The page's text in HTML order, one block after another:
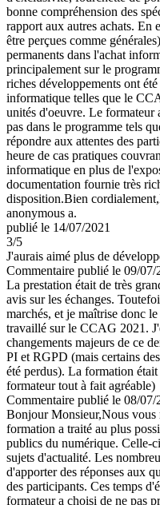
bonne compréhension des
rapport aux autres achats. En
être perçues comme
permanents dans l'achat
principalement sur le
riches développements ont
informatique telles que le
unités d'oeuvre. Le formateur
pas dans le programme tels
répondre aux attentes des
heure de cas pratiques
informatique en plus de
documentation fournie très
disposition.Bien
anonymous a.
publié le 14/07/2021
3/5
J'aurais aimé plus de
Commentaire publié le 09/07/
La prestation était de très
avis sur les échanges.
marchés, et je maîtrise donc
travaillé sur le CCAG 2021.
changements majeurs de ce
PI et RGPD (mais certains
été perdus). La formation
formateur tout à fait agréable)
Commentaire publié le 08/07/
Bonjour Monsieur,Nous vous
formation a traité au plus
publics du numérique. Celle-
sujets d'actualité. Les
d'apporter des réponses aux
des participants. Ces temps
formateur a choisi de ne pas